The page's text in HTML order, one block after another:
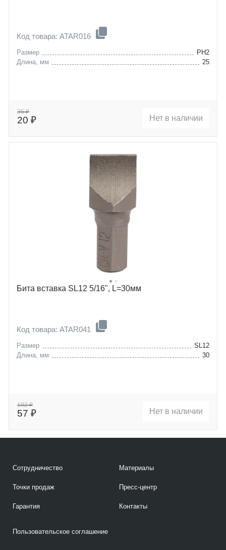
Код товара: ATAR016
Размер
PH2
Длина, мм
25
35 ₽
20 ₽ Нет в наличии
Бита вставка SL12 5/16", L=30мм
Код товара: ATAR041
Размер
SL12
Длина, мм
30
102 ₽
57 ₽ Нет в наличии
Сотрудничество
Точки продаж
Гарантия
Материалы
Пресс-центр
Контакты
Пользовательское соглашение